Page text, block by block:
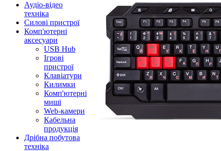
Аудіо-відео
техніка
Силові пристрої
Комп'ютерні
аксесуари
USB Hub
Ігрові
пристрої
Клавіатури
Килимки
Комп'ютерні
миші
Web-камери
Кабельна
продукція
Дрібна побутова
техніка